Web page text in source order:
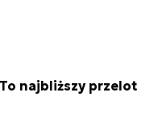
najbliższy przelot